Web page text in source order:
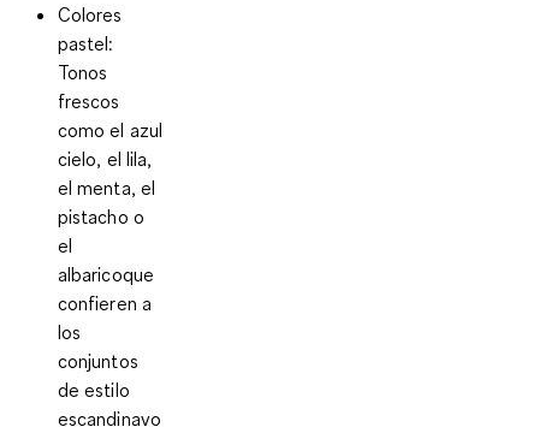
Colores
pastel:
Tonos
frescos
como el azul
cielo, el lila,
el menta, el
pistacho o
el
albaricoque
confieren a
los
conjuntos
de estilo
escandinavo